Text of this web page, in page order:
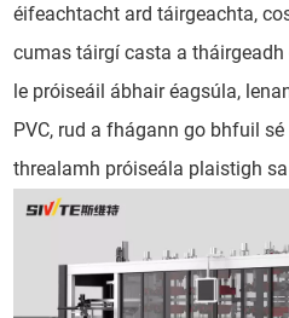
éifeachtacht ard táirgeachta,
cumas táirgí casta a
le próiseáil ábhair éagsúla,
PVC, rud a fhágann go bhfuil
threalamh próiseála plaistigh